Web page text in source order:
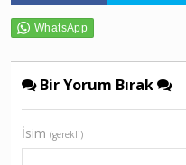
Bir Yorum Bırak
İsim (gerekli)